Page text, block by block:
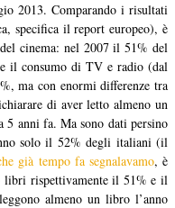
2013. Comparando i risultati
specifica il report europeo), è
cinema: nel 2007 il 51% del
il consumo di TV e radio (dal
ma con enormi differenze tra
di aver letto almeno un
anni fa. Ma sono dati persino
solo il 52% degli italiani (il
già tempo fa segnalavamo, è
libri rispettivamente il 51% e il
almeno un libro l’anno